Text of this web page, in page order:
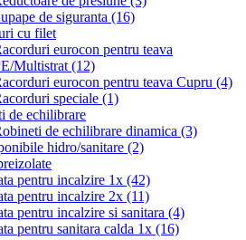
de siguranta (16)
cu filet
eurocon pentru teava
Multistrat (12)
eurocon pentru teava Cupru (4)
speciale (1)
de echilibrare
de echilibrare dinamica (3)
hidro/sanitare (2)
pentru incalzire 1x (42)
pentru incalzire 2x (11)
pentru incalzire si sanitara (4)
pentru sanitara calda 1x (16)